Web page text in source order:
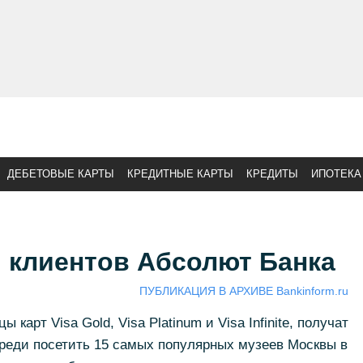
ДЕБЕТОВЫЕ КАРТЫ КРЕДИТНЫЕ КАРТЫ КРЕДИТЫ ИПОТЕКА
Абсолют Банка
ПУБЛИКАЦИЯ В АРХИВЕ Bankinform.ru
карт Visa Gold, Visa Platinum и Visa Infinite, получат
посетить 15 самых популярных музеев Москвы в